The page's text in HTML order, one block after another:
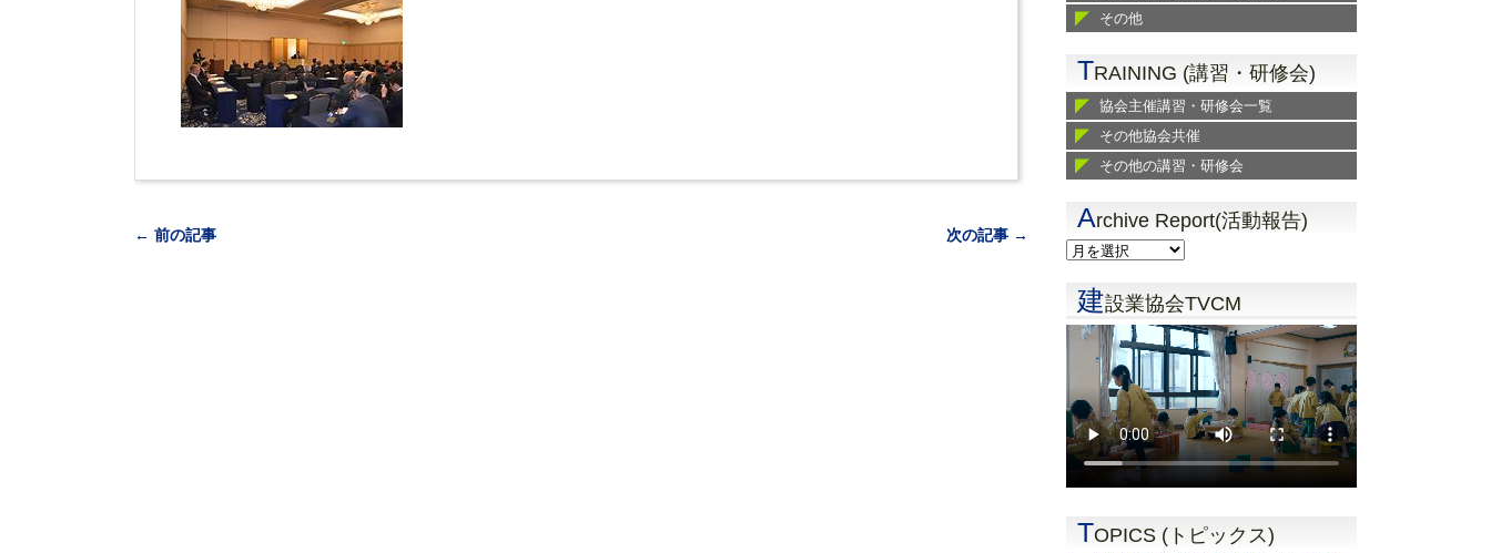
← 前の記事 次の記事 →
その他
TRAINING (講習・研修会)
協会主催講習・研修会一覧
その他協会共催
その他の講習・研修会
Archive Report(活動報告)
建設業協会TVCM
TOPICS (トピックス)